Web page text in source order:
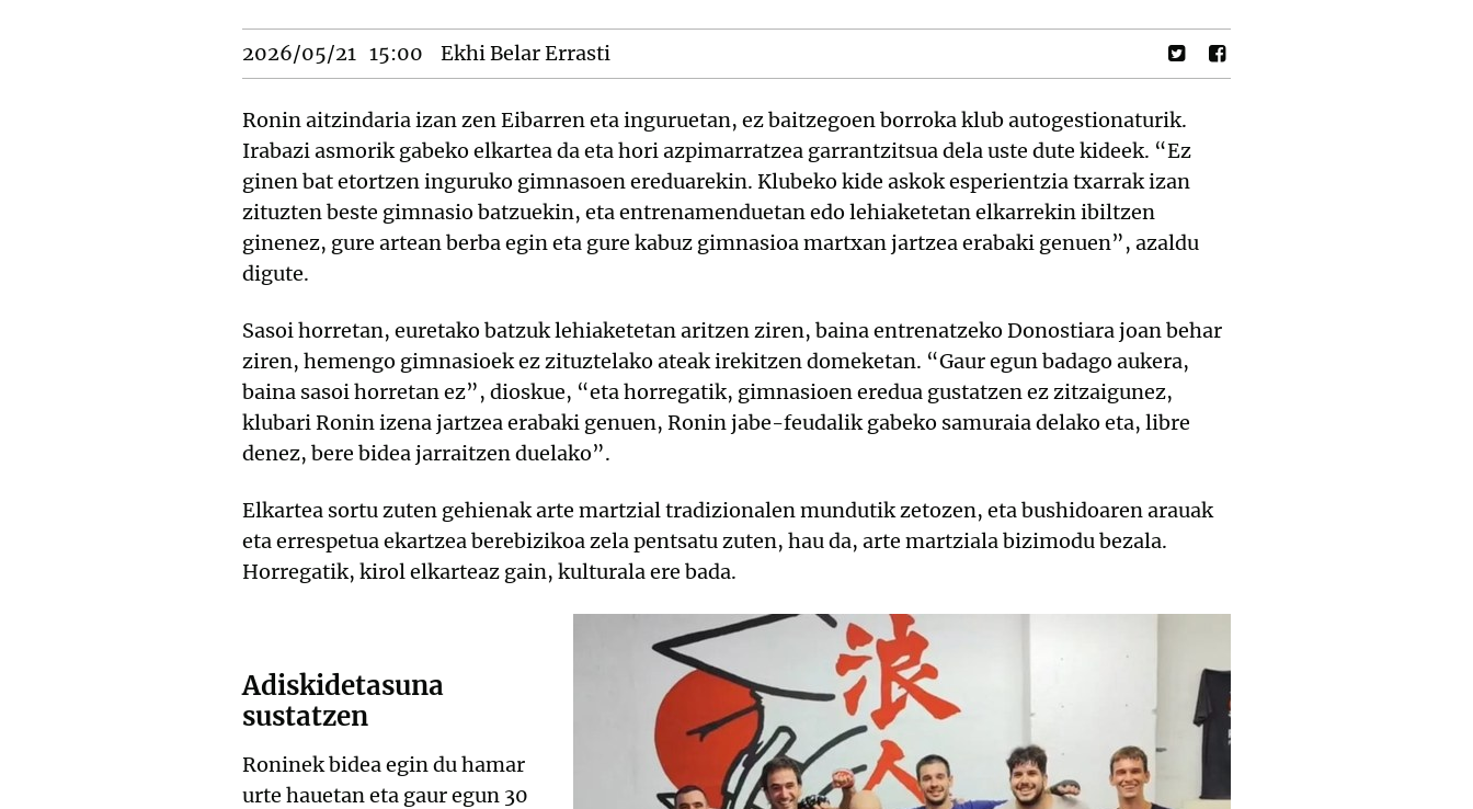
2026/05/21 15:00 Ekhi Belar Errasti
Ronin aitzindaria izan zen Eibarren eta inguruetan, ez baitzegoen borroka klub autogestionaturik.
Irabazi asmorik gabeko elkartea da eta hori azpimarratzea garrantzitsua dela uste dute kideek. “Ez
ginen bat etortzen inguruko gimnasoen ereduarekin. Klubeko kide askok esperientzia txarrak izan
zituzten beste gimnasio batzuekin, eta entrenamenduetan edo lehiaketetan elkarrekin ibiltzen
ginenez, gure artean berba egin eta gure kabuz gimnasioa martxan jartzea erabaki genuen”, azaldu
digute.
Sasoi horretan, euretako batzuk lehiaketetan aritzen ziren, baina entrenatzeko Donostiara joan behar
ziren, hemengo gimnasioek ez zituztelako ateak irekitzen domeketan. “Gaur egun badago aukera,
baina sasoi horretan ez”, dioskue, “eta horregatik, gimnasioen eredua gustatzen ez zitzaigunez,
klubari Ronin izena jartzea erabaki genuen, Ronin jabe-feudalik gabeko samuraia delako eta, libre
denez, bere bidea jarraitzen duelako”.
Elkartea sortu zuten gehienak arte martzial tradizionalen mundutik zetozen, eta bushidoaren arauak
eta errespetua ekartzea berebizikoa zela pentsatu zuten, hau da, arte martziala bizimodu bezala.
Horregatik, kirol elkarteaz gain, kulturala ere bada.
Adiskidetasuna
sustatzen
Roninek bidea egin du hamar
urte hauetan eta gaur egun 30